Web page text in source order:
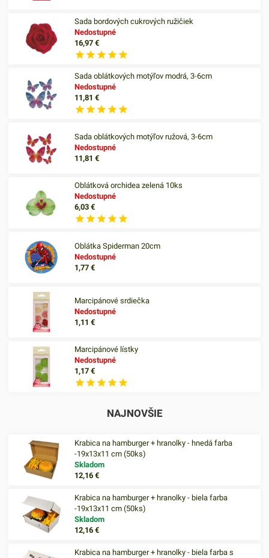
Sada bordových cukrových ružičiek
Nedostupné
16,97€
Sada oblátkových motýľov modrá, 3-6cm
Nedostupné
11,81€
Sada oblátkových motýľov ružová, 3-6cm
Nedostupné
11,81€
Oblátková orchidea zelená 10ks
Nedostupné
6,03€
Oblátka Spiderman 20cm
Nedostupné
1,77€
Marcipánové srdiečka
Nedostupné
1,11€
Marcipánové lístky
Nedostupné
1,17€
NAJNOVŠIE
Krabica na hamburger + hranolky - hnedá farba
-19x13x11 cm (50ks)
Skladom
12,16€
Krabica na hamburger + hranolky - biela farba
-19x13x11 cm (50ks)
Skladom
12,16€
Krabica na hamburger + hranolky - biela farba s